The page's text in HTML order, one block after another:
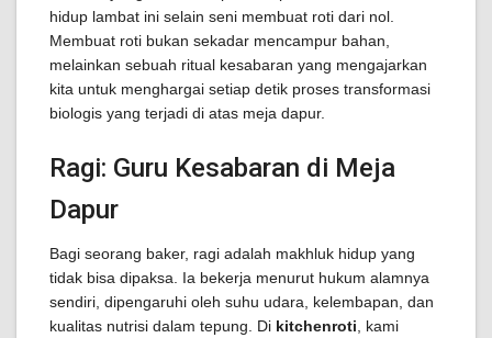
hidup lambat ini selain seni membuat roti dari nol.
Membuat roti bukan sekadar mencampur bahan,
melainkan sebuah ritual kesabaran yang mengajarkan
kita untuk menghargai setiap detik proses transformasi
biologis yang terjadi di atas meja dapur.
Ragi: Guru Kesabaran di Meja
Dapur
Bagi seorang baker, ragi adalah makhluk hidup yang
tidak bisa dipaksa. Ia bekerja menurut hukum alamnya
sendiri, dipengaruhi oleh suhu udara, kelembapan, dan
kualitas nutrisi dalam tepung. Di kitchenroti , kami